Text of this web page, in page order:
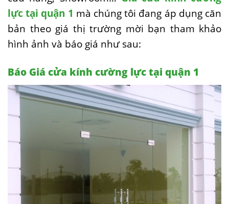
lực tại quận 1 mà chúng tôi đang áp dụng căn
bản theo giá thị trường mời bạn tham khảo
hình ảnh và báo giá như sau:
Báo Giá cửa kính cường lực tại quận 1